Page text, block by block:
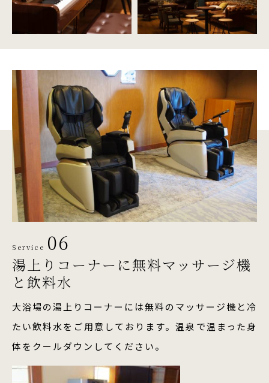
Service 06
湯上りコーナーに無料マッサージ機
と飲料水
大浴場の湯上りコーナーには無料のマッサージ機と冷
たい飲料水をご用意しております。温泉で温まった身
体をクールダウンしてください。